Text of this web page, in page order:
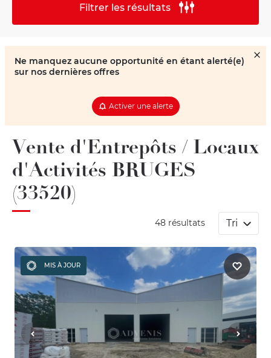
Filtrer les résultats
Ne manquez aucune opportunité en étant alerté(e)
sur nos dernières offres
Activer une alerte
Vente d'Entrepôts / Locaux
d'Activités BRUGES
(33520)
48 résultats Tri
MIS À JOUR